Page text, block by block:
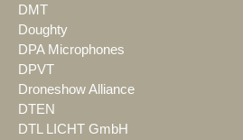
DMT
Doughty
DPA Microphones
DPVT
Droneshow Alliance
DTEN
DTL LICHT GmbH